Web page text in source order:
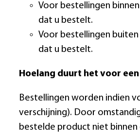
Voor bestellingen
dat u bestelt.
Voor bestellingen
dat u bestelt.
Hoelang duurt het voor
Bestellingen worden indien
verschijning). Door
bestelde product niet